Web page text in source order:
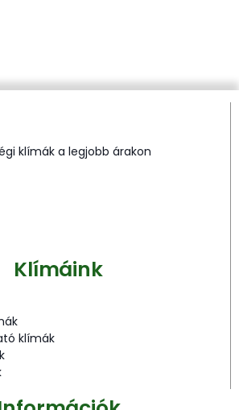
klímák a legjobb árakon
Klímáink
klímák